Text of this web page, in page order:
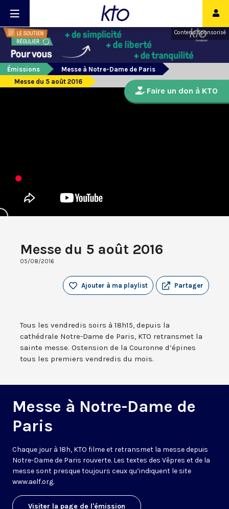
Contenu sponsorisé
Émissions
Messe à Notre-Dame de Paris
Messe du 5 août 2016
Messe du 5 août 2016
05/08/2016
Partager
Ajouter à ma playlist
Tous les vendredis soirs à 18h15, depuis la
cathédrale Notre-Dame de Paris, KTO retransmet la
sainte messe. Ostension de la Couronne d’épines
tous les premiers vendredis du mois.
Messe à Notre-Dame de
Paris
Chaque jour à 18h, KTO filme et retransmet la messe depuis
Notre-Dame de Paris rouverte. Les textes des Vêpres et de la
messe sont presque toujours ceux qu’indiquent le site
www.aelf.org.
Visiter la page de l'émission
Faire un don à KTO